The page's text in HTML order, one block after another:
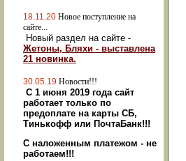
18.11.20 Новое поступление на
сайте...
Новый раздел на сайте -
Жетоны, Бляхи - выставлена
21 новинка.
30.05.19 Новости!!!
С 1 июня 2019 года сайт
работает только по
предоплате на карты СБ,
Тинькофф или ПочтаБанк!!!
С наложенным платежом - не
работаем!!!